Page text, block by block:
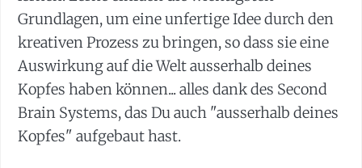
Grundlagen, um eine unfertige Idee durch den
kreativen Prozess zu bringen, so dass sie eine
Auswirkung auf die Welt ausserhalb deines
Kopfes haben können... alles dank des Second
Brain Systems, das Du auch "ausserhalb deines
Kopfes" aufgebaut hast.